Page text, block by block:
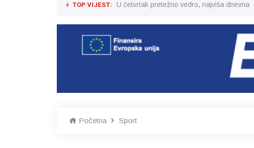
TOP VIJEST: U četvrtak pretežno vedro, najviša dnevna
Početna Sport